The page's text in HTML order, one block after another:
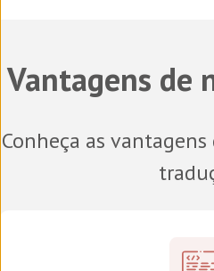
Vantagens de
Conheça as